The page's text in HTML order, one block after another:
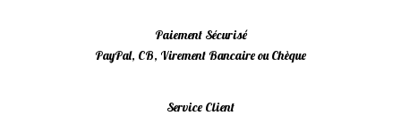
Paiement Sécurisé
PayPal, CB, Virement Bancaire ou Chèque
Service Client